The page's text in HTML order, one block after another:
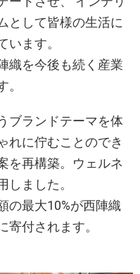
として皆様の生活に
ます。
織を今後も続く産業
ブランドテーマを体
れに佇むことのでき
を再構築。ウェルネ
しました。
の最大10%が西陣織
付されます。